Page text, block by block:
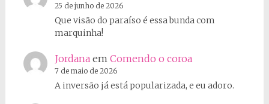
25 de junho de 2026
Que visão do paraíso é essa bunda com
marquinha!
Jordanaem Comendo o coroa
7 de maio de 2026
A inversão já está popularizada, e eu adoro.